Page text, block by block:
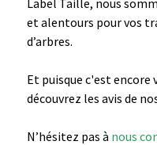
et alentours pour vos
d’arbres.
Et puisque c'est encore
découvrez les avis de
N’hésitez pas à nous